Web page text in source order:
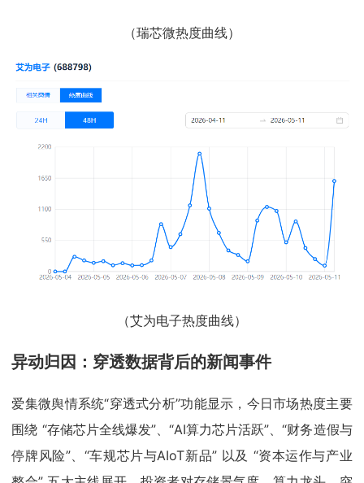
（瑞芯微热度曲线）
（艾为电子热度曲线）
异动归因：穿透数据背后的新闻事件
爱集微舆情系统“穿透式分析”功能显示，今日市场热度主要
围绕 “存储芯片全线爆发”、“AI算力芯片活跃”、“财务造假与
停牌风险”、“车规芯片与AIoT新品” 以及 “资本运作与产业